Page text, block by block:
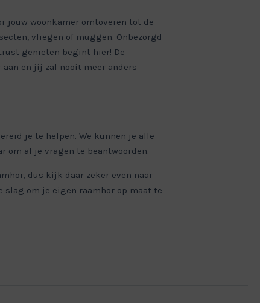
jouw woonkamer omtoveren tot de
vliegen of muggen. Onbezorgd
genieten begint hier! De
aan en jij zal nooit meer anders
je te helpen. We kunnen je alle
om al je vragen te beantwoorden.
dus kijk daar zeker even naar
slag om je eigen raamhor op maat te